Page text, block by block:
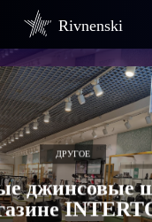
Rivnenski
ДРУГОЕ
джинсовые